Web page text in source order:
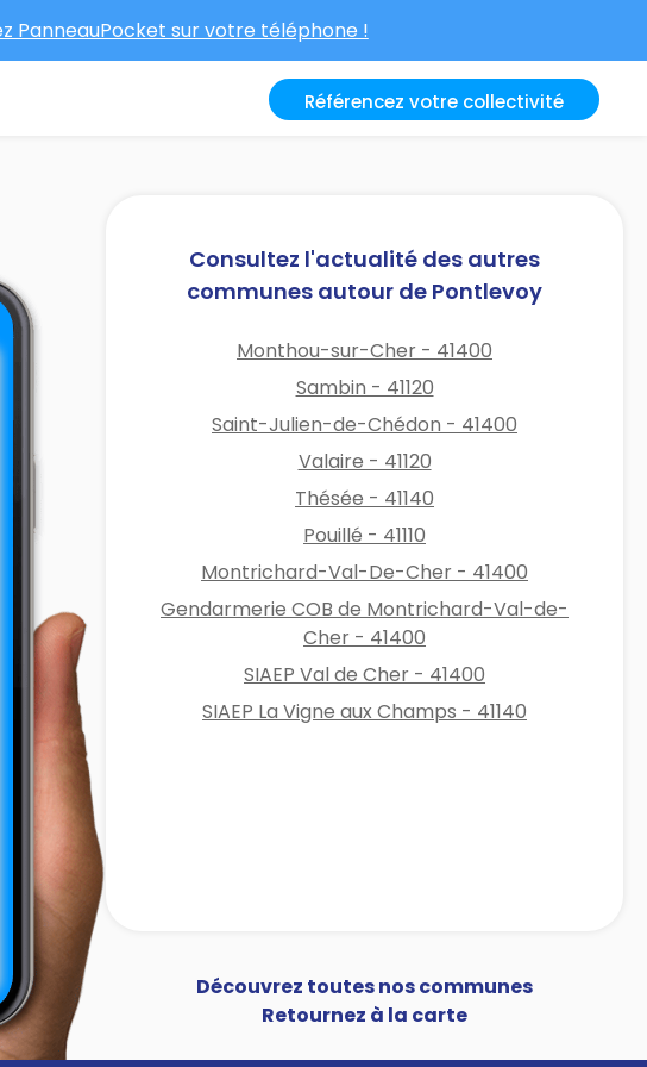
PanneauPocket sur votre téléphone !
Référencez votre collectivité
Consultez l'actualité des autres
communes autour de Pontlevoy
Monthou-sur-Cher - 41400
Sambin - 41120
Saint-Julien-de-Chédon - 41400
Valaire - 41120
Thésée - 41140
Pouillé - 41110
Montrichard-Val-De-Cher - 41400
Gendarmerie COB de Montrichard-Val-de-
Cher - 41400
SIAEP Val de Cher - 41400
SIAEP La Vigne aux Champs - 41140
Découvrez toutes nos communes
Retournez à la carte